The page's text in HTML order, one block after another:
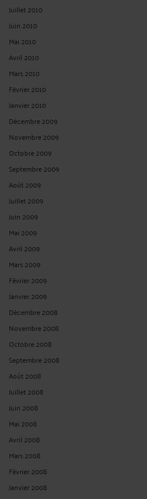
Juillet 2010
Juin 2010
Mai 2010
Avril 2010
Mars 2010
Février 2010
Janvier 2010
Décembre 2009
Novembre 2009
Octobre 2009
Septembre 2009
Août 2009
Juillet 2009
Juin 2009
Mai 2009
Avril 2009
Mars 2009
Février 2009
Janvier 2009
Décembre 2008
Novembre 2008
Octobre 2008
Septembre 2008
Août 2008
Juillet 2008
Juin 2008
Mai 2008
Avril 2008
Mars 2008
Février 2008
Janvier 2008